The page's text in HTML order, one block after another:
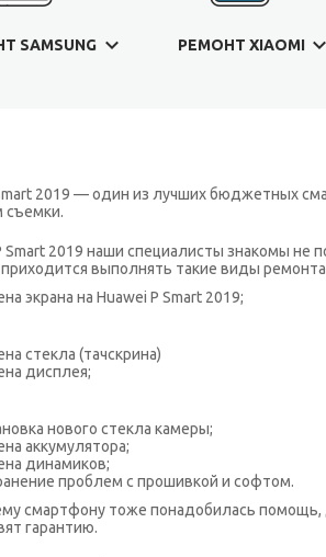
SAMSUNG РЕМОНТ XIAOMI
2019 — один из лучших бюджетных
съемки.
Smart 2019 наши специалисты знакомы не
выполнять такие виды
экрана на Huawei P Smart 2019;
стекла (тачскрина)
дисплея;
нового стекла камеры;
аккумулятора;
динамиков;
проблем с прошивкой и софтом.
смартфону тоже понадобилась помощь,
гарантию.